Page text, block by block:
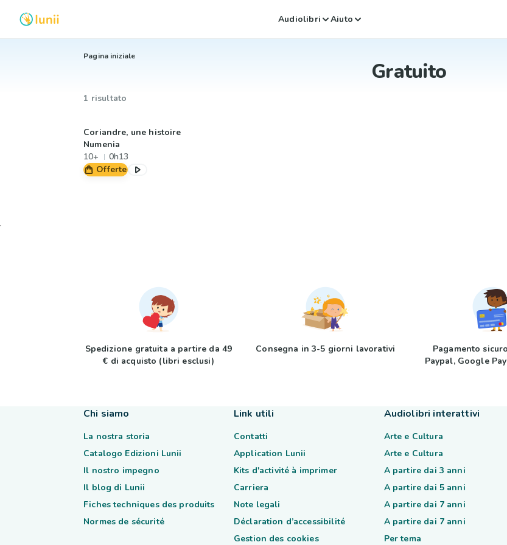
Audiolibri Aiuto
Pagina iniziale
Gratuito
1 risultato
Coriandre, une histoire
Numenia
10+
0h13
Offerte
Spedizione gratuita a partire da 49
€ di acquisto (libri esclusi)
Consegna in 3-5 giorni lavorativi
Pagamento
Paypal, Google
Chi siamo
La nostra storia
Catalogo Edizioni Lunii
Il nostro impegno
Il blog di Lunii
Fiches techniques des produits
Normes de sécurité
Link utili
Contatti
Application Lunii
Kits d'activité à imprimer
Carriera
Note legali
Déclaration d’accessibilité
Gestion des cookies
Audiolibri interattivi
Arte e Cultura
Arte e Cultura
A partire dai 3 anni
A partire dai 5 anni
A partire dai 7 anni
A partire dai 7 anni
Per tema